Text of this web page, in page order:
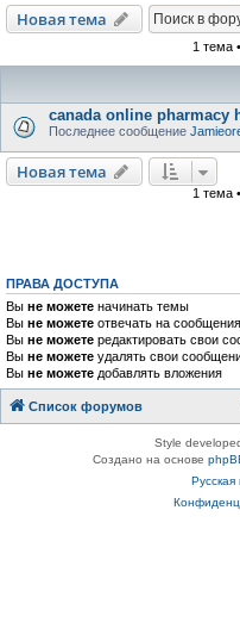
Новая тема
1 тема
canada online pharmacy
Последнее сообщение
Новая тема
1 тема
ПРАВА ДОСТУПА
Вы не можете начинать темы
Вы не можете отвечать на сообщения
Вы не можете редактировать свои
Вы не можете удалять свои
Вы не можете добавлять вложения
Список форумов
Style
Создано на основе